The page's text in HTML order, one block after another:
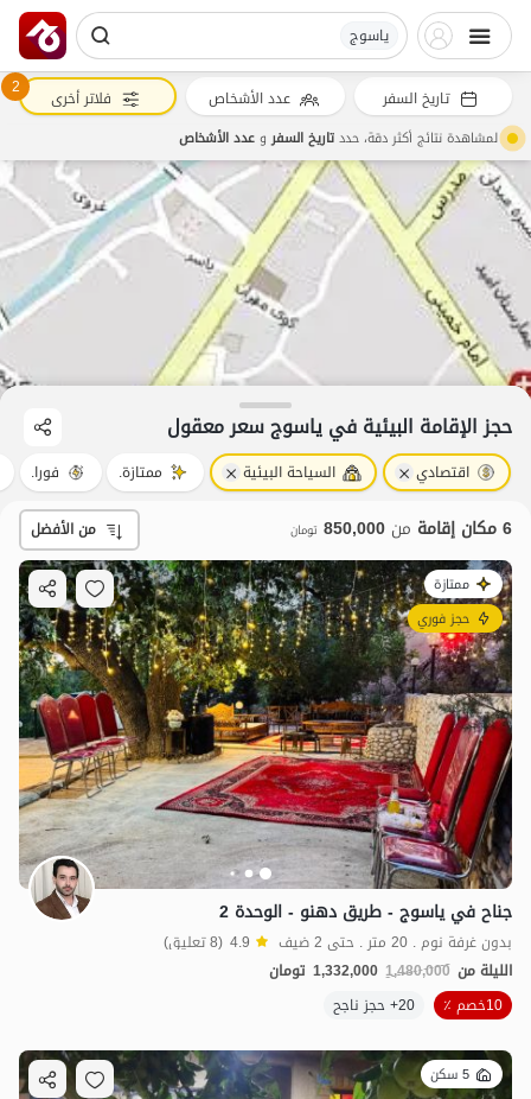
یاسوج
850,000ت 4.1
حجز الإقامة البيئية في یاسوج سعر معقول
اقتصادي السياحة البيئية ممتازة. فورا.
6 مكان إقامة من 850,000 تومان من الأفضل
ممتازة
حجز فوري
جناح في ياسوج - طريق دهنو - الوحدة 2
بدون غرفة نوم . 20 متر . حتى 2 ضيف 4.9 (8 تعليق)
الليلة من 1,480,000
1,332,000 تومان
10خصم ٪
20+ حجز ناجح
5 سكن
تاريخ السفر عدد الأشخاص 2 فلاتر أخرى
لمشاهدة نتائج أكثر دقة، حددتاريخ السفروعدد الأشخاص